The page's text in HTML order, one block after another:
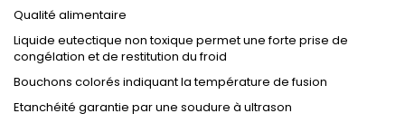
Qualité alimentaire
Liquide eutectique non toxique permet une forte prise de
congélation et de restitution du froid
Bouchons colorés indiquant la température de fusion
Etanchéité garantie par une soudure à ultrason